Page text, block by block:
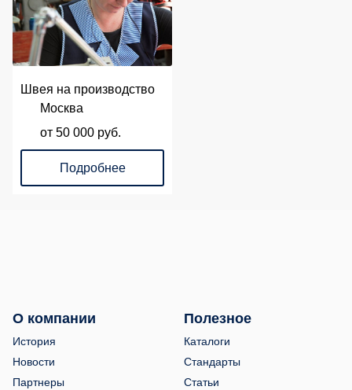
Швея на производство
Москва
от 50 000 руб.
Подробнее
О компании
История
Новости
Партнеры
Полезное
Каталоги
Стандарты
Статьи